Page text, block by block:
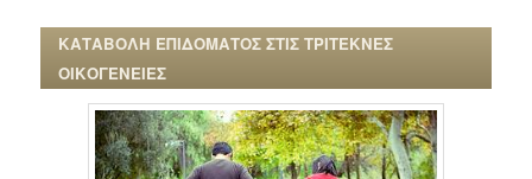
ΚΑΤΑΒΟΛΗ ΕΠΙΔΟΜΑΤΟΣ ΣΤΙΣ ΤΡΙΤΕΚΝΕΣ
ΟΙΚΟΓΕΝΕΙΕΣ